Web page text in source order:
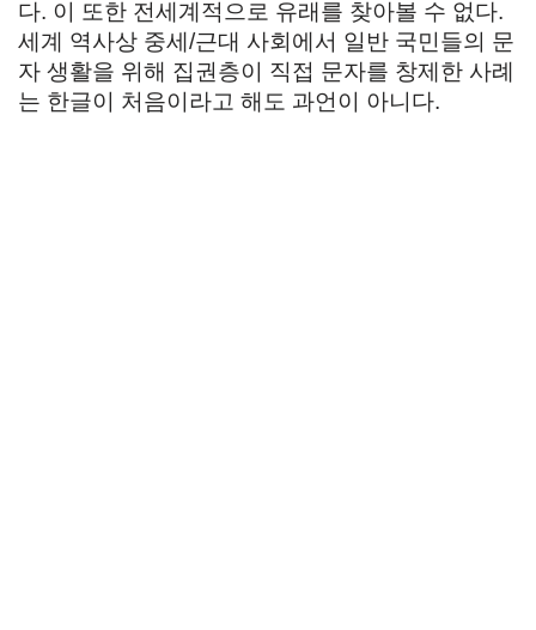
다. 이 또한 전세계적으로 유래를 찾아볼 수 없다.
세계 역사상 중세/근대 사회에서 일반 국민들의 문
자 생활을 위해 집권층이 직접 문자를 창제한 사례
는 한글이 처음이라고 해도 과언이 아니다.